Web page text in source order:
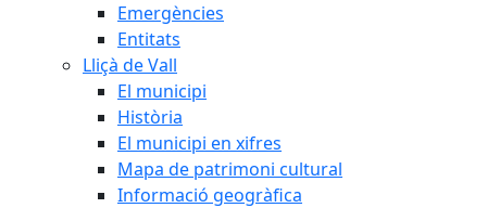
Emergències
Entitats
Lliçà de Vall
El municipi
Història
El municipi en xifres
Mapa de patrimoni cultural
Informació geogràfica